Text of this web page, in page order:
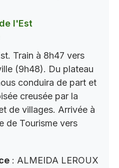
l'Est
Train à 8h47 vers
(9h48). Du plateau
conduira de part et
creusée par la
de villages. Arrivée à
de Tourisme vers
: ALMEIDA LEROUX